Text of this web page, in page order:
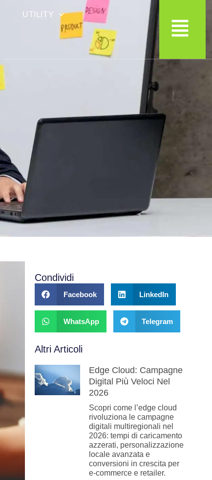
UTILITY
Condividi
Facebook LinkedIn
WhatsApp Telegram
Altri Articoli
Edge Cloud: Campagne
Digital Più Veloci Nel
2026
Scopri come l’edge cloud
rivoluziona le campagne
digitali multiregionali nel
2026: tempi di caricamento
azzerati, personalizzazione
locale avanzata e
conversioni in crescita per
e-commerce e retailer.